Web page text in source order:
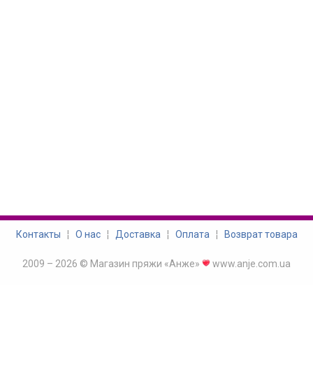
Контакты ¦ О нас¦ Доставка ¦ Оплата ¦ Возврат товара
2009 – 2026 © Магазин пряжи «Анже» www.anje.com.ua